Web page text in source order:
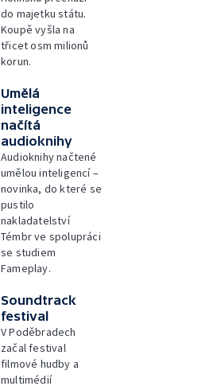
do majetku státu.
Koupě vyšla na
třicet osm milionů
korun.
Umělá
inteligence
načítá
audioknihy
Audioknihy načtené
umělou inteligencí –
novinka, do které se
pustilo
nakladatelství
Témbr ve spolupráci
se studiem
Fameplay.
Soundtrack
festival
V Poděbradech
začal festival
filmové hudby a
multimédií